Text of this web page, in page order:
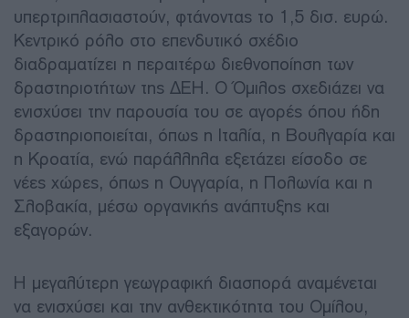
υπερτριπλασιαστούν, φτάνοντας το 1,5 δισ. ευρώ.
Κεντρικό ρόλο στο επενδυτικό σχέδιο
διαδραματίζει η περαιτέρω διεθνοποίηση των
δραστηριοτήτων της ΔΕΗ. Ο Όμιλος σχεδιάζει να
ενισχύσει την παρουσία του σε αγορές όπου ήδη
δραστηριοποιείται, όπως η Ιταλία, η Βουλγαρία και
η Κροατία, ενώ παράλληλα εξετάζει είσοδο σε
νέες χώρες, όπως η Ουγγαρία, η Πολωνία και η
Σλοβακία, μέσω οργανικής ανάπτυξης και
εξαγορών.
Η μεγαλύτερη γεωγραφική διασπορά αναμένεται
να ενισχύσει και την ανθεκτικότητα του Ομίλου,